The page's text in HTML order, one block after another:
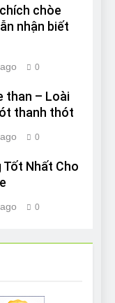
chòe
nhận biết
0
than – Loài
thanh thót
0
Tốt Nhất Cho
0